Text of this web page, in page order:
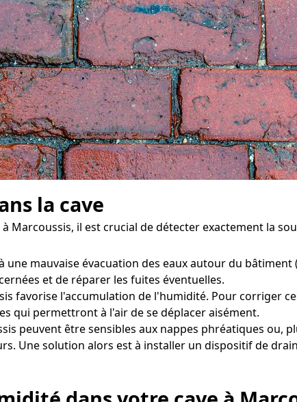
la cave
il est crucial de détecter exactement la
une mauvaise évacuation des eaux autour du
et de réparer les fuites éventuelles.
favorise l'accumulation de l'humidité. Pour corriger
qui permettront à l'air de se déplacer aisément.
peuvent être sensibles aux nappes phréatiques ou,
Une solution alors est à installer un dispositif de